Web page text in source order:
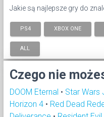
Jakie są najlepsze gry do
PS4 XBOX ONE
ALL
Czego nie
DOOM Eternal • Star Wars
Horizon 4 • Red Dead